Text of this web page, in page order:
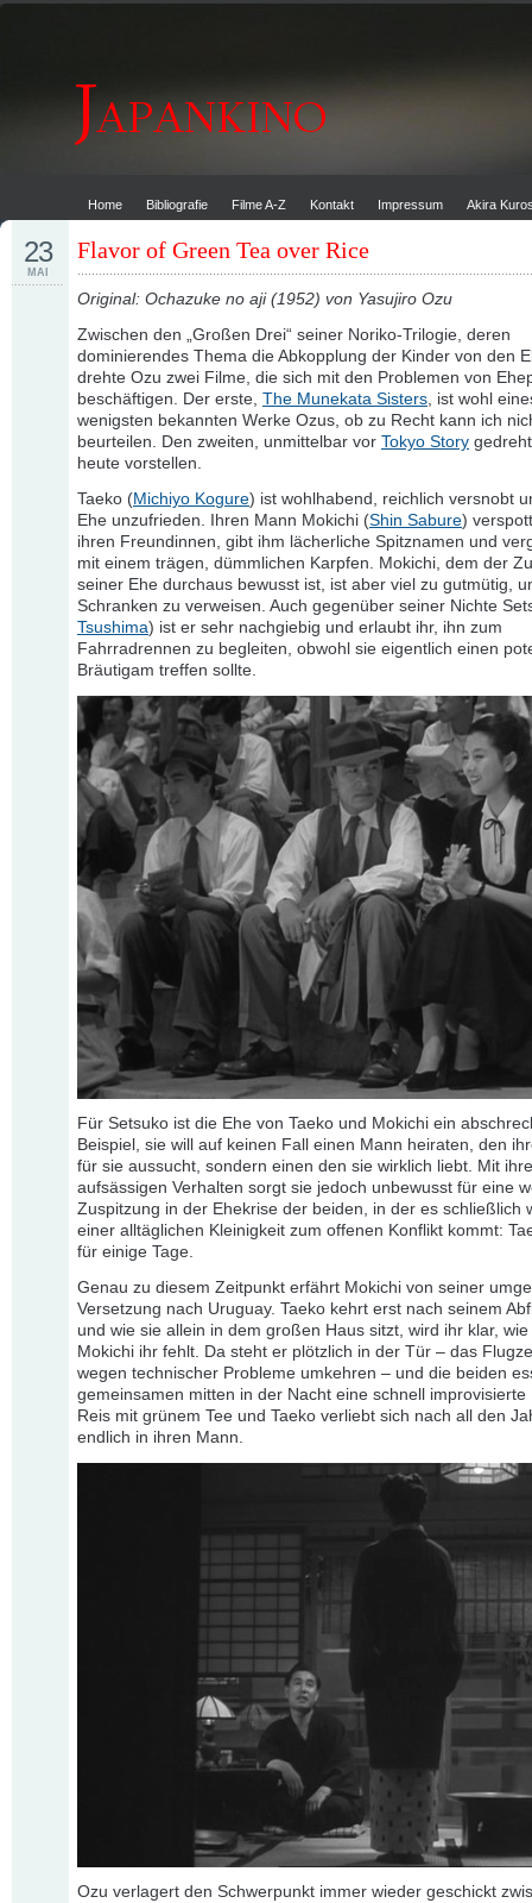
Home Bibliografie Filme A-Z Kontakt Impressum Akira
Flavor of Green Tea over Rice
23
MAI
Original: Ochazuke no aji (1952) von Yasujiro Ozu
Zwischen den „Großen Drei“ seiner Noriko-Trilogie, deren
dominierendes Thema die Abkopplung der Kinder von den
drehte Ozu zwei Filme, die sich mit den Problemen von
beschäftigen. Der erste, The Munekata Sisters, ist wohl
wenigsten bekannten Werke Ozus, ob zu Recht kann ich
beurteilen. Den zweiten, unmittelbar vor Tokyo Story
heute vorstellen.
Taeko (Michiyo Kogure) ist wohlhabend, reichlich versnobt
Ehe unzufrieden. Ihren Mann Mokichi (Shin Sabure)
ihren Freundinnen, gibt ihm lächerliche Spitznamen und
mit einem trägen, dümmlichen Karpfen. Mokichi, dem der
seiner Ehe durchaus bewusst ist, ist aber viel zu gutmütig,
Schranken zu verweisen. Auch gegenüber seiner Nichte
Tsushima) ist er sehr nachgiebig und erlaubt ihr, ihn zum
Fahrradrennen zu begleiten, obwohl sie eigentlich einen
Bräutigam treffen sollte.
Für Setsuko ist die Ehe von Taeko und Mokichi ein
Beispiel, sie will auf keinen Fall einen Mann heiraten, den
für sie aussucht, sondern einen den sie wirklich liebt. Mit
aufsässigen Verhalten sorgt sie jedoch unbewusst für eine
Zuspitzung in der Ehekrise der beiden, in der es schließlich
einer alltäglichen Kleinigkeit zum offenen Konflikt kommt:
für einige Tage.
Genau zu diesem Zeitpunkt erfährt Mokichi von seiner
Versetzung nach Uruguay. Taeko kehrt erst nach seinem
und wie sie allein in dem großen Haus sitzt, wird ihr klar,
Mokichi ihr fehlt. Da steht er plötzlich in der Tür – das
wegen technischer Probleme umkehren – und die beiden
gemeinsamen mitten in der Nacht eine schnell improvisierte
Reis mit grünem Tee und Taeko verliebt sich nach all den
endlich in ihren Mann.
Ozu verlagert den Schwerpunkt immer wieder geschickt